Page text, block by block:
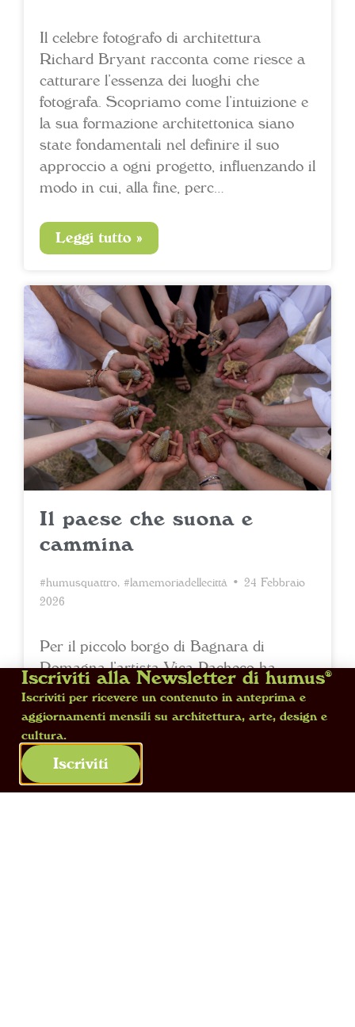
Il celebre fotografo di architettura
Richard Bryant racconta come riesce a
catturare l’essenza dei luoghi che
fotografa. Scopriamo come l’intuizione e
la sua formazione architettonica siano
state fondamentali nel definire il suo
approccio a ogni progetto, influenzando il
modo in cui, alla fine, perc…
Leggi tutto »
Il paese che suona e
cammina
#humusquattro, #lamemoriadellecittà • 24 Febbraio
2026
Per il piccolo borgo di Bagnara di
Romagna l’artista Vica Pacheco ha
ideato un’opera sonora collettiva: una
processione laica e un concerto con
strumenti in ceramica per mettersi in
ascolto del luogo, della sua storia e della
Iscriviti alla Newsletter di humus®
Iscriviti per ricevere un contenuto in anteprima e
aggiornamenti mensili su architettura, arte, design e
cultura.
Iscriviti